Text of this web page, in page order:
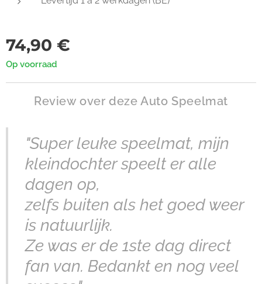
74,90 €
Op voorraad
Review over deze Auto Speelmat
"Super leuke speelmat, mijn
kleindochter speelt er alle
dagen op,
zelfs buiten als het goed weer
is natuurlijk.
Ze was er de 1ste dag direct
fan van. Bedankt en nog veel